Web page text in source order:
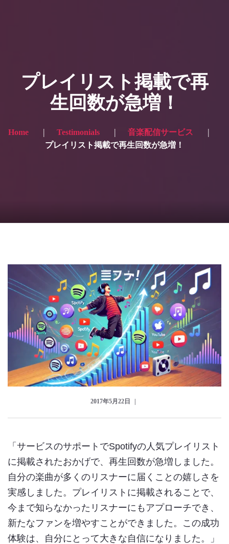
プランと価格
ショップ
サービス一覧1
お客様の声
お問い合わせ
プレイリスト掲載で再
生回数が急増！
Home Testimonials
音楽配信サービス
プレイリスト掲載で再生回数が急増！
2017年5月22日
「サービスのサポートでSpotifyの人気プレイリスト
に掲載されたおかげで、再生回数が急増しました。
自分の楽曲が多くのリスナーに届くことの嬉しさを
実感しました。プレイリストに掲載されることで、
今まで知らなかったリスナーにもアプローチでき、
新たなファンを増やすことができました。この成功
体験は、自分にとって大きな自信になりました。」